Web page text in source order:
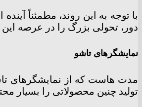
با توجه به این روند، مطمئناً
دور، تحولی بزرگ را در عرصه
نمایشگرهای تاشو
مدت هاست که از نمایشگرهای
تولید چنین محصولاتی را بسیار